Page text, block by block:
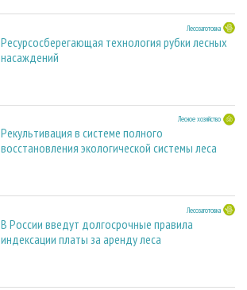
Лесозаготовка
Ресурсосберегающая технология рубки лесных
насаждений
Лесное хозяйство
Рекультивация в системе полного
восстановления экологической системы леса
Лесозаготовка
В России введут долгосрочные правила
индексации платы за аренду леса